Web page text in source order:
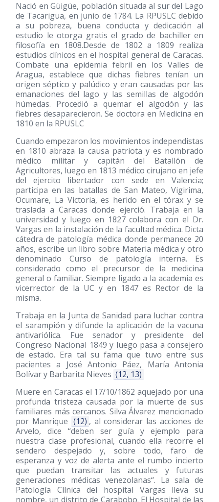
Nació en Güigüe, población situada al sur del Lago
de Tacarigua, en junio de 1784. La RPUSLC debido
a su pobreza, buena conducta y dedicación al
estudio le otorga gratis el grado de bachiller en
filosofía en 1808.Desde de 1802 a 1809 realiza
estudios clínicos en el hospital general de Caracas.
Combate una epidemia febril en los Valles de
Aragua, establece que dichas fiebres tenían un
origen séptico y palúdico y eran causadas por las
emanaciones del lago y las semillas de algodón
húmedas. Procedió a quemar el algodón y las
fiebres desaparecieron. Se doctora en Medicina en
1810 en la RPUSLC
Cuando empezaron los movimientos independistas
en 1810 abraza la causa patriota y es nombrado
médico militar y capitán del Batallón de
Agricultores, luego en 1813 médico cirujano en jefe
del ejercito libertador con sede en Valencia;
participa en las batallas de San Mateo, Vigirima,
Ocumare, La Victoria, es herido en el tórax y se
traslada a Caracas donde ejerció. Trabaja en la
universidad y luego en 1827 colabora con el Dr.
Vargas en la instalación de la facultad médica. Dicta
cátedra de patología médica donde permanece 20
años, escribe un libro sobre Materia médica y otro
denominado Curso de patología interna. Es
considerado como el precursor de la medicina
general o familiar. Siempre ligado a la academia es
vicerrector de la UC y en 1847 es Rector de la
misma.
Trabaja en la Junta de Sanidad para luchar contra
el sarampión y difunde la aplicación de la vacuna
antivariólica. Fue senador y presidente del
Congreso Nacional 1849 y luego pasa a consejero
de estado. Era tal su fama que tuvo entre sus
pacientes a José Antonio Páez, María Antonia
Bolívar y Barbarita Nieves (12, 13)
Muere en Caracas el 17/10/1862 aquejado por una
profunda tristeza causada por la muerte de sus
familiares más cercanos. Silva Álvarez mencionado
por Manrique (12) , al considerar las acciones de
Arvelo, dice “deben ser guía y ejemplo para
nuestra clase profesional, cuando ella recorre el
sendero despejado y, sobre todo, faro de
esperanza y voz de alerta ante el rumbo incierto
que puedan transitar las actuales y futuras
generaciones médicas venezolanas“. La sala de
Patología Clínica del hospital Vargas lleva su
nombre, un distrito de Carabobo. El Hospital de las